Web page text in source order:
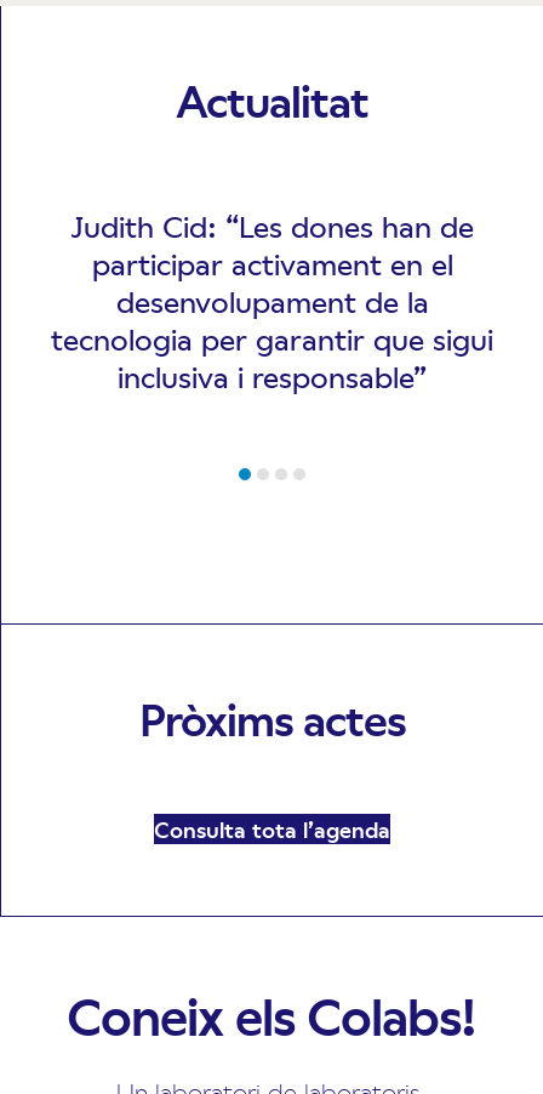
Actualitat
Judith Cid: “Les dones han de
participar activament en el
desenvolupament de la
tecnologia per garantir que sigui
inclusiva i responsable”
Pròxims actes
Consulta tota l’agenda
Coneix els Colabs!